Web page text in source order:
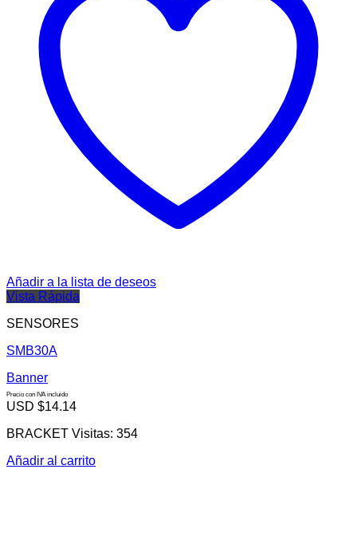
Añadir a la lista de deseos
Vista Rápida
SENSORES
SMB30A
Banner
Precio con IVA incluido
USD $14.14
BRACKET Visitas: 354
Añadir al carrito